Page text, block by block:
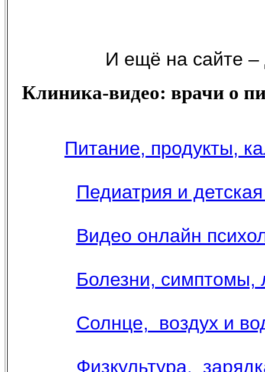
И ещё на сайте –
Клиника-видео: врачи о
Питание, продукты,
Педиатрия и
Видео онлайн
Болезни, симптомы,
Солнце, воздух и
Физкультура,